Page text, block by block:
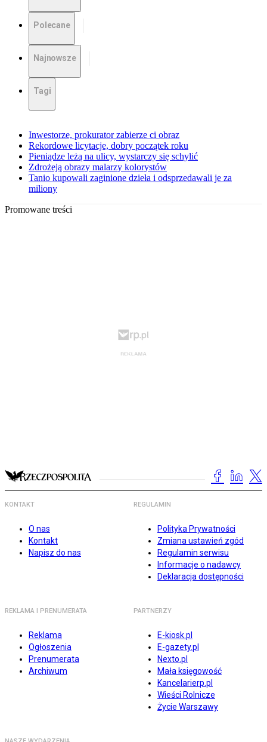
Polecane
Najnowsze
Tagi
Inwestorze, prokurator zabierze ci obraz
Rekordowe licytacje, dobry początek roku
Pieniądze leżą na ulicy, wystarczy się schylić
Zdrożeją obrazy malarzy kolorystów
Tanio kupowali zaginione dzieła i odsprzedawali je za
miliony
Promowane treści
KONTAKT
O nas
Kontakt
Napisz do nas
REGULAMIN
Polityka Prywatności
Zmiana ustawień zgód
Regulamin serwisu
Informacje o nadawcy
Deklaracja dostępności
REKLAMA I PRENUMERATA
Reklama
Ogłoszenia
Prenumerata
Archiwum
PARTNERZY
E-kiosk.pl
E-gazety.pl
Nexto.pl
Mała księgowość
Kancelarierp.pl
Wieści Rolnicze
Życie Warszawy